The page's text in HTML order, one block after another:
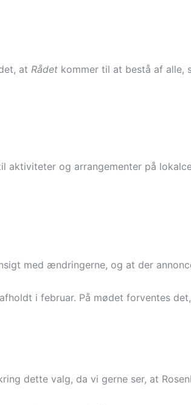
at Rådet kommer til at bestå af alle,
og arrangementer på
med ændringerne, og at der
i februar. På mødet forventes
dette valg, da vi gerne ser, at